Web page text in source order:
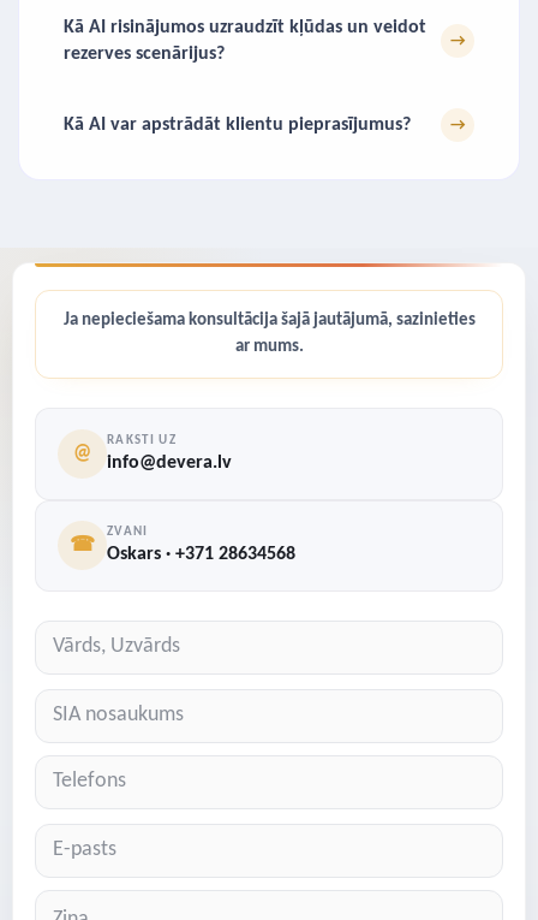
Kā AI risinājumos uzraudzīt kļūdas un veidot
rezerves scenārijus?
→
Kā AI var apstrādāt klientu pieprasījumus? →
Ja nepieciešama konsultācija šajā jautājumā, sazinieties
ar mums.
@
RAKSTI UZ
info@devera.lv
☎
ZVANI
Oskars · +371 28634568